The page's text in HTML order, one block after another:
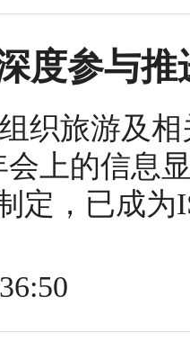
度参与
织旅游及
会上的信息
定，已成为